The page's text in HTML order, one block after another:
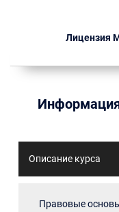
Лицензия
Описание курса
Правовые